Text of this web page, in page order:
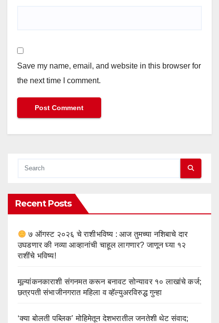
Save my name, email, and website in this browser for
the next time I comment.
Recent Posts
७ ऑगस्ट २०२६ चे राशीभविष्य : आज तुमच्या नशिबाचे दार
उघडणार की नव्या आव्हानांची चाहूल लागणार? जाणून घ्या १२
राशींचे भविष्य!
मूल्यांकनकाराशी संगनमत करून बनावट सोन्यावर १० लाखांचे कर्ज;
छत्रपती संभाजीनगरात महिला व व्हॅल्युअरविरुद्ध गुन्हा
‘क्या बोलती पब्लिक’ मोहिमेतून देशभरातील जनतेशी थेट संवाद;